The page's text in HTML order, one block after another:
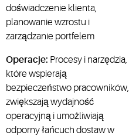
doświadczenie klienta,
planowanie wzrostu i
zarządzanie portfelem
Operacje: Procesy i narzędzia,
które wspierają
bezpieczeństwo pracowników,
zwiększają wydajność
operacyjną i umożliwiają
odporny łańcuch dostaw w